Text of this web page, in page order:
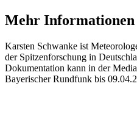
Mehr Informationen
Karsten Schwanke ist
der Spitzenforschung in
Dokumentation kann in der
Bayerischer Rundfunk bis